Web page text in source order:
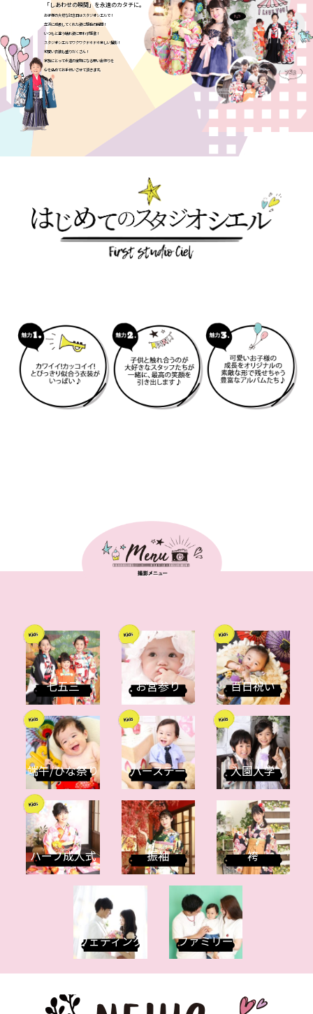
「しあわせの瞬間」を永遠のカタチに。
お子様の大切な記念日はスタジオシエルで！
立派に成長してくれた姿に感動の瞬間！
いつもと違う晴れ姿に思わず感激！
スタジオシエルでワクワクドキドキ楽しい撮影！
可愛い衣装も盛りだくさん！
家族にとって永遠の宝物になる思い出作りを
心を込めてお手伝いさせて頂きます。
七五三 お宮参り 百日祝い
端午/ひな祭り バースデー 入園入学
ハーフ成人式 振袖 袴
ウェディング ファミリー